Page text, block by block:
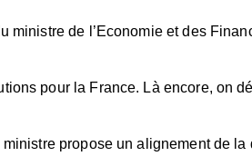
ministre de l’Economie et des
pour la France. Là encore, on
propose un alignement de la